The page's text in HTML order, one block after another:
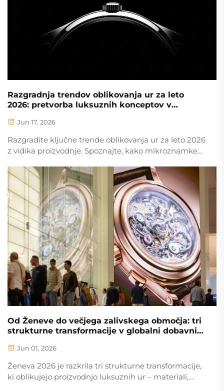
Razgradnja trendov oblikovanja ur za leto
2026: pretvorba luksuznih konceptov v
Jun 17, 2026
Razgradite ključne trende oblikovanja ur za leto 2026
z vidika proizvodnje. Spoznajte, kako mikroznamke
komponente iz titanovega materiala razreda 5 in
ciferblate iz naravnih kamnov s pomočjo visoko
natančne proizvodnje po naročilu (OEM/ODM).
Od Ženeve do večjega zalivskega območja: tri
strukturne transformacije v globalni dobavni
Jun 01, 2026
Ženeva 2026 je razkrila tri strukturne transformacije,
ki oblikujejo proizvodnjo luksuznih ur – materiali,